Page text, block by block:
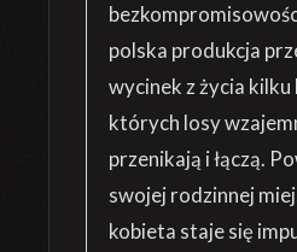
polska produkcja
wycinek z życia
których losy
przenikają i łączą.
swojej rodzinnej
kobieta staje się